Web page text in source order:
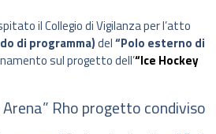
il Collegio di Vigilanza per l’atto
di programma)del“Polo esterno di
sul progetto dell’“Ice Hockey
Rho progetto condiviso